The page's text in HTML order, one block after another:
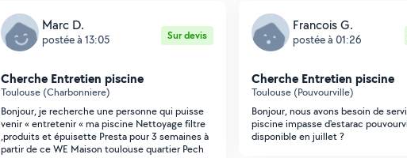
Marc D.
postée à 13:05 Sur devis
Cherche Entretien piscine
Toulouse (Charbonniere)
Bonjour, je recherche une personne qui puisse
venir « entretenir « ma piscine Nettoyage filtre
,produits et épuisette Presta pour 3 semaines à
partir de ce WE Maison toulouse quartier Pech
Francois G.
postée à 01:26
Cherche Entretien piscine
Toulouse (Pouvourville)
Bonjour, nous avons besoin de
piscine impasse d'estarac
disponible en juillet ?